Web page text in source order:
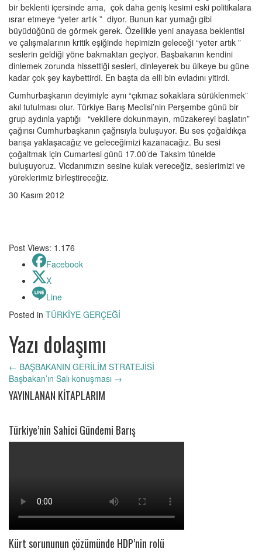
bir beklenti içersinde ama, çok daha geniş kesimi eski politikalara
ısrar etmeye “yeter artık ” diyor. Bunun kar yumağı gibi
büyüdüğünü de görmek gerek. Özellikle yeni anayasa beklentisi
ve çalışmalarının kritik eşiğinde hepimizin geleceği “yeter artık ”
seslerin geldiği yöne bakmaktan geçiyor. Başbakanın kendini
dinlemek zorunda hissettiği sesleri, dinleyerek bu ülkeye bu güne
kadar çok şey kaybettirdi. En başta da elli bin evladını yitirdi.
Cumhurbaşkanın deyimiyle aynı “çıkmaz sokaklara sürüklenmek”
akıl tutulması olur. Türkiye Barış Meclisi’nin Perşembe günü bir
grup aydınla yaptığı “vekillere dokunmayın, müzakereyi başlatın”
çağırısı Cumhurbaşkanın çağrısıyla buluşuyor. Bu ses çoğaldıkça
barışa yaklaşacağız ve geleceğimizi kazanacağız. Bu sesi
çoğaltmak için Cumartesi günü 17.00’de Taksim tünelde
buluşuyoruz. Vicdanımızın sesine kulak vereceğiz, seslerimizi ve
yüreklerimiz birleştireceğiz.
30 Kasım 2012
Post Views: 1.176
Facebook
X
Line
Posted in TÜRKİYE GERÇEĞİ
Yazı dolaşımı
← BAŞBAKANIN GERİLİM STRATEJİSİ
Başbakan’ın Salı konuşması →
YAYINLANAN KİTAPLARIM
Türkiye’nin Sahici Gündemi Barış
Kürt sorununun çözümünde HDP’nin rolü